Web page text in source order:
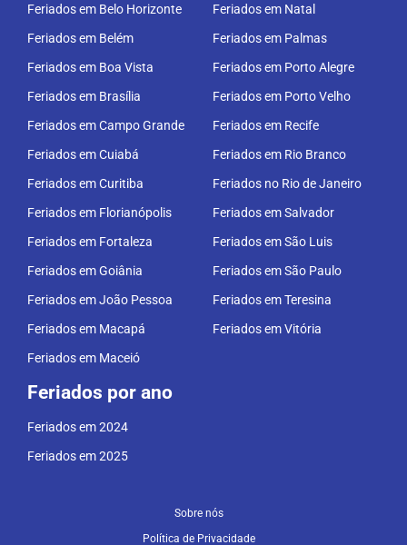
Feriados em Belo Horizonte
Feriados em Belém
Feriados em Boa Vista
Feriados em Brasília
Feriados em Campo Grande
Feriados em Cuiabá
Feriados em Curitiba
Feriados em Florianópolis
Feriados em Fortaleza
Feriados em Goiânia
Feriados em João Pessoa
Feriados em Macapá
Feriados em Maceió
Feriados em Natal
Feriados em Palmas
Feriados em Porto Alegre
Feriados em Porto Velho
Feriados em Recife
Feriados em Rio Branco
Feriados no Rio de Janeiro
Feriados em Salvador
Feriados em São Luis
Feriados em São Paulo
Feriados em Teresina
Feriados em Vitória
Feriados por ano
Feriados em 2024
Feriados em 2025
Sobre nós
Política de Privacidade